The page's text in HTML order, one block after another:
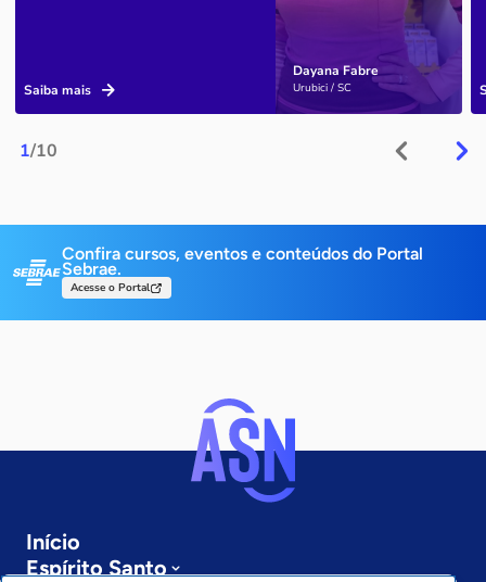
1/10
Dayana Fabre
Urubici / SC
Saiba mais
Confira cursos, eventos e conteúdos do Portal
Sebrae.
Acesse o Portal
Início
Espírito Santo